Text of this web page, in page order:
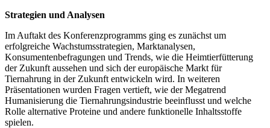
Strategien und Analysen
Im Auftakt des Konferenzprogramms ging es zunächst um
erfolgreiche Wachstumsstrategien, Marktanalysen,
Konsumentenbefragungen und Trends, wie die Heimtierfütterung
der Zukunft aussehen und sich der europäische Markt für
Tiernahrung in der Zukunft entwickeln wird. In weiteren
Präsentationen wurden Fragen vertieft, wie der Megatrend
Humanisierung die Tiernahrungsindustrie beeinflusst und welche
Rolle alternative Proteine und andere funktionelle Inhaltsstoffe
spielen.